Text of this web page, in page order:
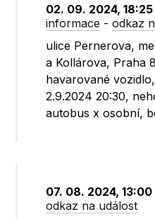
02. 09. 2024, 18:25
informace -odkaz
ulice Pernerova,
a Kollárova, Praha
havarované
2.9.2024 20:30,
autobus x osobní,
07. 08. 2024, 13:00
odkaz na událost